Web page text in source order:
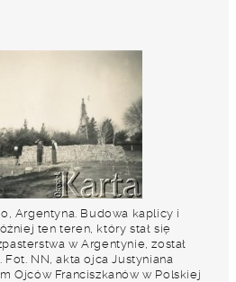
Argentyna. Budowa kaplicy i
ten teren, który stał się
w Argentynie, został
Fot. NN, akta ojca Justyniana
Ojców Franciszkanów w Polskiej